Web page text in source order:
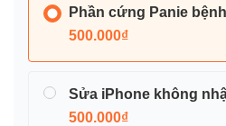
Phần cứng Panie
500.000₫
Sửa iPhone không
500.000₫